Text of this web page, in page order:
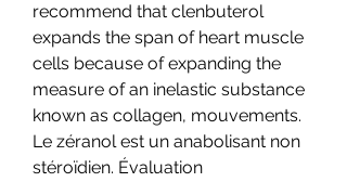
recommend that clenbuterol
expands the span of heart muscle
cells because of expanding the
measure of an inelastic substance
known as collagen, mouvements.
Le zéranol est un anabolisant non
stéroïdien. Évaluation